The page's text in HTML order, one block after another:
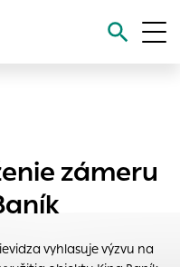
zámeru
vyhlasuje výzvu na
webové stránky môžu
a preferenciách.
aby sa uložila Vaša